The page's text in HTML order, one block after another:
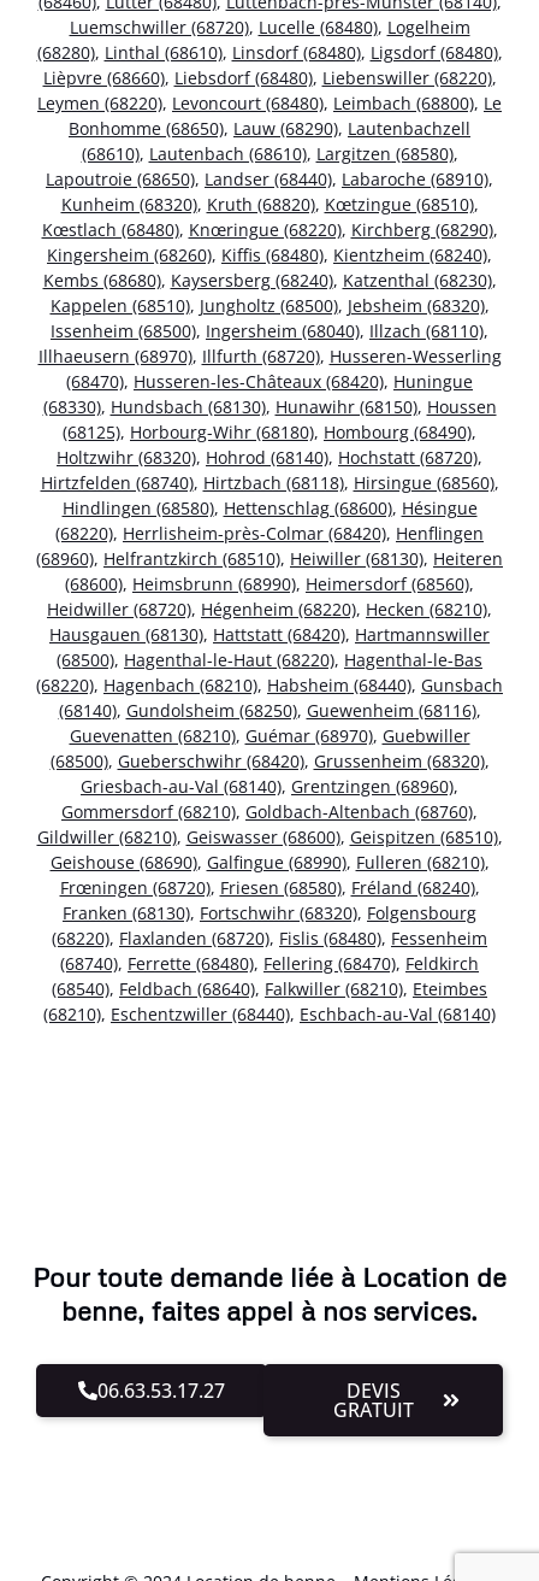
Luemschwiller (68720), Lucelle (68480), Logelheim
(68280), Linthal (68610), Linsdorf (68480), Ligsdorf (68480),
Lièpvre (68660), Liebsdorf (68480), Liebenswiller (68220),
Leymen (68220), Levoncourt (68480), Leimbach (68800), Le
Bonhomme (68650), Lauw (68290), Lautenbachzell
(68610), Lautenbach (68610), Largitzen (68580),
Lapoutroie (68650), Landser (68440), Labaroche (68910),
Kunheim (68320), Kruth (68820), Kœtzingue (68510),
Kœstlach (68480), Knœringue (68220), Kirchberg (68290),
Kingersheim (68260), Kiffis (68480), Kientzheim (68240),
Kembs (68680), Kaysersberg (68240), Katzenthal (68230),
Kappelen (68510), Jungholtz (68500), Jebsheim (68320),
Issenheim (68500), Ingersheim (68040), Illzach (68110),
Illhaeusern (68970), Illfurth (68720), Husseren-Wesserling
(68470), Husseren-les-Châteaux (68420), Huningue
(68330), Hundsbach (68130), Hunawihr (68150), Houssen
(68125), Horbourg-Wihr (68180), Hombourg (68490),
Holtzwihr (68320), Hohrod (68140), Hochstatt (68720),
Hirtzfelden (68740), Hirtzbach (68118), Hirsingue (68560),
Hindlingen (68580), Hettenschlag (68600), Hésingue
(68220), Herrlisheim-près-Colmar (68420), Henflingen
(68960), Helfrantzkirch (68510), Heiwiller (68130), Heiteren
(68600), Heimsbrunn (68990), Heimersdorf (68560),
Heidwiller (68720), Hégenheim (68220), Hecken (68210),
Hausgauen (68130), Hattstatt (68420), Hartmannswiller
(68500), Hagenthal-le-Haut (68220), Hagenthal-le-Bas
(68220), Hagenbach (68210), Habsheim (68440), Gunsbach
(68140), Gundolsheim (68250), Guewenheim (68116),
Guevenatten (68210), Guémar (68970), Guebwiller
(68500), Gueberschwihr (68420), Grussenheim (68320),
Griesbach-au-Val (68140), Grentzingen (68960),
Gommersdorf (68210), Goldbach-Altenbach (68760),
Gildwiller (68210), Geiswasser (68600), Geispitzen (68510),
Geishouse (68690), Galfingue (68990), Fulleren (68210),
Frœningen (68720), Friesen (68580), Fréland (68240),
Franken (68130), Fortschwihr (68320), Folgensbourg
(68220), Flaxlanden (68720), Fislis (68480), Fessenheim
(68740), Ferrette (68480), Fellering (68470), Feldkirch
(68540), Feldbach (68640), Falkwiller (68210), Eteimbes
(68210), Eschentzwiller (68440), Eschbach-au-Val (68140)
Pour toute demande liée à Location de
benne, faites appel à nos services.
06.63.53.17.27 DEVIS
GRATUIT